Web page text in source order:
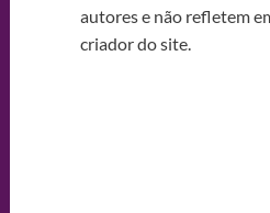
autores e não refletem
criador do site.